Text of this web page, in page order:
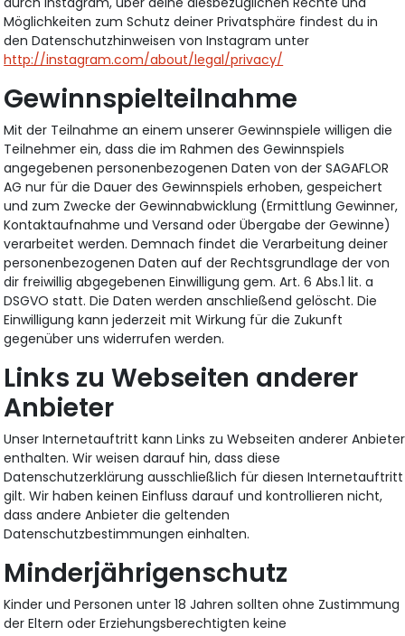
Möglichkeiten zum Schutz deiner Privatsphäre findest du in
den Datenschutzhinweisen von Instagram unter
http://instagram.com/about/legal/privacy/
Gewinnspielteilnahme
Mit der Teilnahme an einem unserer Gewinnspiele willigen die
Teilnehmer ein, dass die im Rahmen des Gewinnspiels
angegebenen personenbezogenen Daten von der SAGAFLOR
AG nur für die Dauer des Gewinnspiels erhoben, gespeichert
und zum Zwecke der Gewinnabwicklung (Ermittlung Gewinner,
Kontaktaufnahme und Versand oder Übergabe der Gewinne)
verarbeitet werden. Demnach findet die Verarbeitung deiner
personenbezogenen Daten auf der Rechtsgrundlage der von
dir freiwillig abgegebenen Einwilligung gem. Art. 6 Abs.1 lit. a
DSGVO statt. Die Daten werden anschließend gelöscht. Die
Einwilligung kann jederzeit mit Wirkung für die Zukunft
gegenüber uns widerrufen werden.
Links zu Webseiten anderer
Anbieter
Unser Internetauftritt kann Links zu Webseiten anderer Anbieter
enthalten. Wir weisen darauf hin, dass diese
Datenschutzerklärung ausschließlich für diesen Internetauftritt
gilt. Wir haben keinen Einfluss darauf und kontrollieren nicht,
dass andere Anbieter die geltenden
Datenschutzbestimmungen einhalten.
Minderjährigenschutz
Kinder und Personen unter 18 Jahren sollten ohne Zustimmung
der Eltern oder Erziehungsberechtigten keine